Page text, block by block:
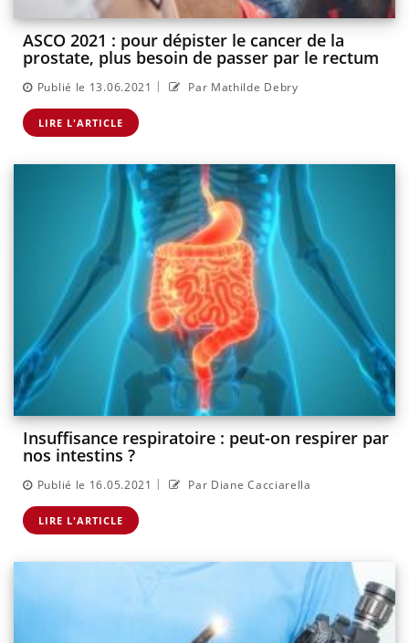
ASCO 2021 : pour dépister le cancer de la
prostate, plus besoin de passer par le rectum
Publié le 13.06.2021 | Par Mathilde Debry
LIRE L'ARTICLE
Insuffisance respiratoire : peut-on respirer par
nos intestins ?
Publié le 16.05.2021 | Par Diane Cacciarella
LIRE L'ARTICLE